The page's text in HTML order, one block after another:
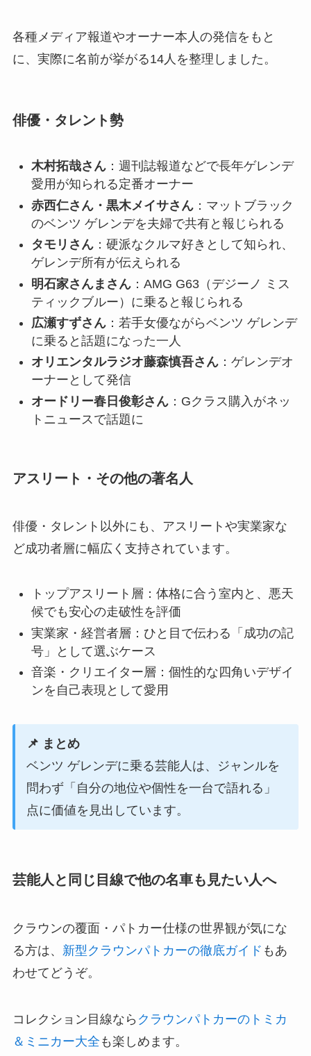
各種メディア報道やオーナー本人の発信をもと
に、実際に名前が挙がる14人を整理しました。
俳優・タレント勢
木村拓哉さん：週刊誌報道などで長年ゲレンデ
愛用が知られる定番オーナー
赤西仁さん・黒木メイサさん：マットブラック
のベンツ ゲレンデを夫婦で共有と報じられる
タモリさん：硬派なクルマ好きとして知られ、
ゲレンデ所有が伝えられる
明石家さんまさん：AMG G63（デジーノ ミス
ティックブルー）に乗ると報じられる
広瀬すずさん：若手女優ながらベンツ ゲレンデ
に乗ると話題になった一人
オリエンタルラジオ藤森慎吾さん：ゲレンデオ
ーナーとして発信
オードリー春日俊彰さん：Gクラス購入がネッ
トニュースで話題に
アスリート・その他の著名人
俳優・タレント以外にも、アスリートや実業家な
ど成功者層に幅広く支持されています。
トップアスリート層：体格に合う室内と、悪天
候でも安心の走破性を評価
実業家・経営者層：ひと目で伝わる「成功の記
号」として選ぶケース
音楽・クリエイター層：個性的な四角いデザイ
ンを自己表現として愛用
📌 まとめ
ベンツ ゲレンデに乗る芸能人は、ジャンルを
問わず「自分の地位や個性を一台で語れる」
点に価値を見出しています。
芸能人と同じ目線で他の名車も見たい人へ
クラウンの覆面・パトカー仕様の世界観が気にな
る方は、 新型クラウンパトカーの徹底ガイド もあ
わせてどうぞ。
コレクション目線なら クラウンパトカーのトミカ
＆ミニカー大全 も楽しめます。